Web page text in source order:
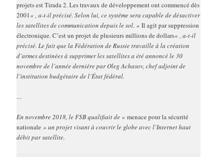
projets est Tirada 2. Les travaux de développement ont commencé dès
2001« , a-t-il précisé. Selon lui, ce système sera capable de désactiver
les satellites de communication depuis le sol. «Il agit par suppression
électronique. C’est un projet de plusieurs millions de dollars« , a-t-il
précisé. Le fait que la Fédération de Russie travaille à la création
d’armes destinées à supprimer les satellites a été annoncé le 30
novembre de l’année dernière par Oleg Achasov, chef adjoint de
l’institution budgétaire de l’État fédéral.
…
En novembre 2018, le FSB qualifiait de «menace pour la sécurité
nationale » un projet visant à couvrir le globe avec l’Internet haut
débit par satellite.